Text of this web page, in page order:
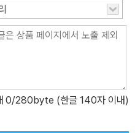
0/280byte (한글 140자 이내)